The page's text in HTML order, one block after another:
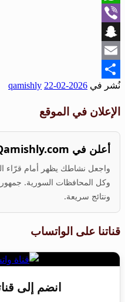
WhatsApp
Viber
Snapchat
Email
Share
نُشر في 2026-02-22
qamishly
الإعلان في الموقع
أعلن في Qamishly.com
واجعل نشاطك يظهر أمام قرّاء
وكل المحافظات السورية.
ونتائج سريعة.
قناتنا على الواتساب
انضم إلى